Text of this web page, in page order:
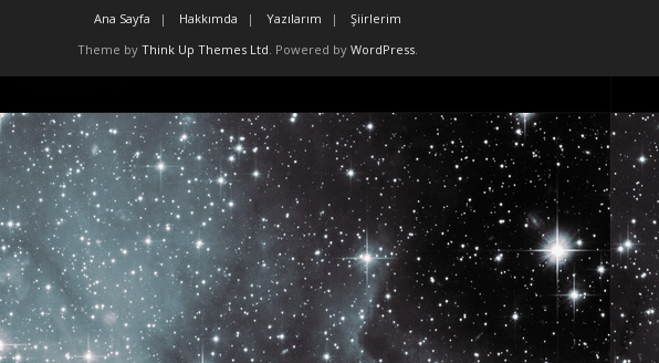
Ana Sayfa Hakkımda Yazılarım
Şiirlerim
Theme by Think Up Themes Ltd. Powered by WordPress.